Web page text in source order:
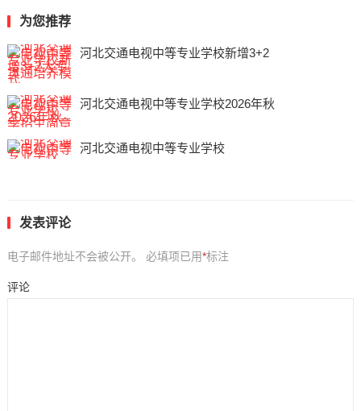
为您推荐
河北交通电视中等专业学校新增3+2
河北交通电视中等专业学校2026年秋
河北交通电视中等专业学校
发表评论
电子邮件地址不会被公开。 必填项已用*标注
评论